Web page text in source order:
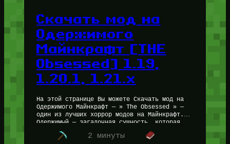
Скачать мод на
Одержимого
Майнкрафт [THE
Obsessed] 1.19,
1.20.1, 1.21.x
На этой странице Вы можете Скачать мод на
Одержимого Майнкрафт — » The Obsessed » —
один из лучших хоррор модов на Майнкрафт.
Одержимый — загадочная сущность, которая
ВСЕГДА будет…
2 минуты